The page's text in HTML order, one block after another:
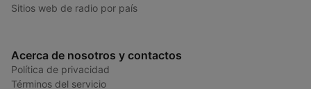
Sitios web de radio por país
Acerca de nosotros y contactos
Política de privacidad
Términos del servicio